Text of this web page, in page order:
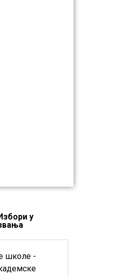
у
школе -